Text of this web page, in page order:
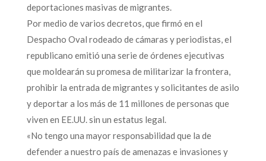
deportaciones masivas de migrantes.
Por medio de varios decretos, que firmó en el
Despacho Oval rodeado de cámaras y periodistas, el
republicano emitió una serie de órdenes ejecutivas
que moldearán su promesa de militarizar la frontera,
prohibir la entrada de migrantes y solicitantes de asilo
y deportar a los más de 11 millones de personas que
viven en EE.UU. sin un estatus legal.
«No tengo una mayor responsabilidad que la de
defender a nuestro país de amenazas e invasiones y